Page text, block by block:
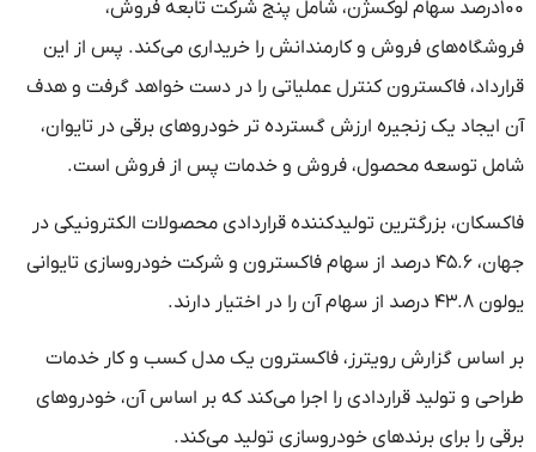
۱۰۰درصد سهام لوکسژن، شامل پنج شرکت تابعه فروش،
فروشگاه‌های فروش و کارمندانش را خریداری می‌کند. پس از این
قرارداد، فاکسترون کنترل عملیاتی را در دست خواهد گرفت و هدف
آن ایجاد یک زنجیره ارزش گسترده تر خودروهای برقی در تایوان،
شامل توسعه محصول، فروش و خدمات پس از فروش است.
فاکسکان، بزرگترین تولیدکننده قراردادی محصولات الکترونیکی در
جهان، ۴۵.۶ درصد از سهام فاکسترون و شرکت خودروسازی تایوانی
یولون ۴۳.۸ درصد از سهام آن را در اختیار دارند.
بر اساس گزارش رویترز، فاکسترون یک مدل کسب و کار خدمات
طراحی و تولید قراردادی را اجرا می‌کند که بر اساس آن، خودروهای
برقی را برای برندهای خودروسازی تولید می‌کند.